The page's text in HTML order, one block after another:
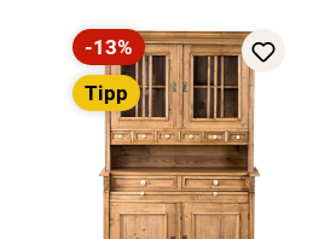
Rabatt
-13%
Tipp